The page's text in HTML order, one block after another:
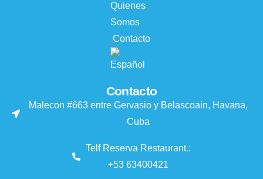
Quienes
Somos
Contacto
Contacto
Malecon #663 entre Gervasio y Belascoain, Havana,
Cuba
Telf Reserva Restaurant.:
+53 63400421